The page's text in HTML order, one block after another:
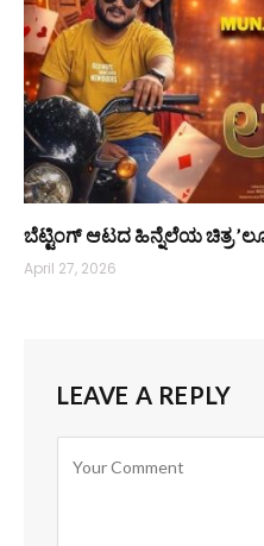
ಬೆಟ್ಟಿಂಗ್ ಆಟದ ಹಿನ್ನೆಲೆಯ ಚಿತ್ರ
April 27, 2026
LEAVE A REPLY